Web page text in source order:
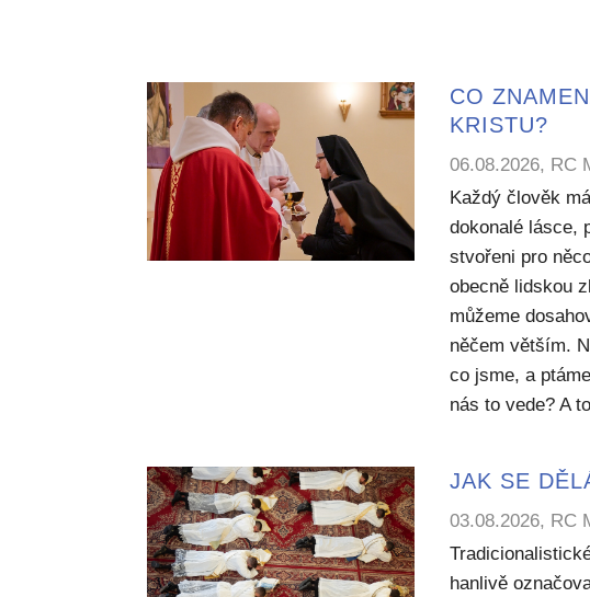
CO
KRISTU?
06.08.2026, RC
Každý člověk
dokonalé lásce,
stvořeni pro
obecně lidskou
můžeme
něčem větším.
co jsme, a
nás to vede? A
JAK SE
03.08.2026, RC
hanlivě